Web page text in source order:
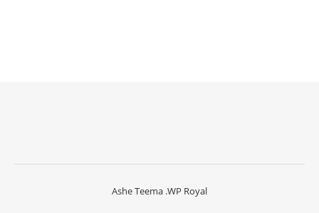
Ashe Teema .WP Royal